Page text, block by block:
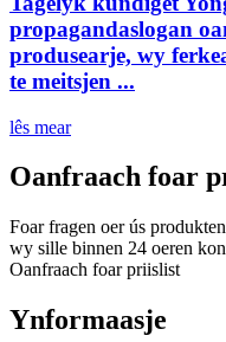
propagandaslogan
produsearje, wy
te meitsjen ...
lês mear
Oanfraach foar
Foar fragen oer ús
wy sille binnen 24 oeren
Oanfraach foar priislist
Ynformaasje